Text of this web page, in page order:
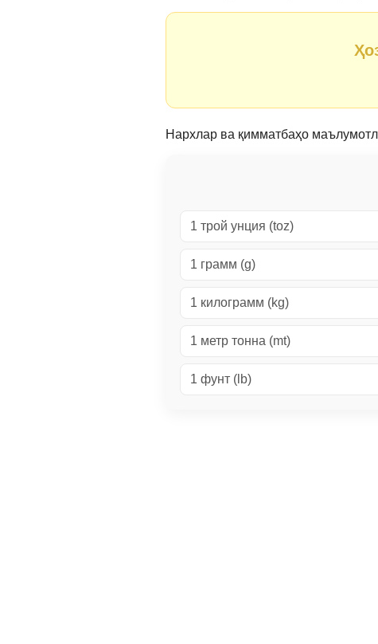
Нархлар ва қимматбаҳо
1 трой унция (toz)
1 грамм (g)
1 килограмм (kg)
1 метр тонна (mt)
1 фунт (lb)